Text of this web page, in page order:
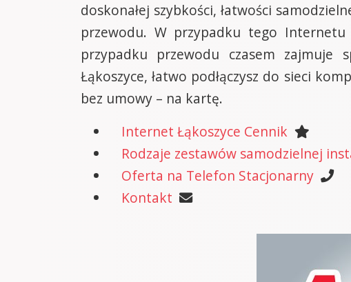
doskonałej szybkości, łatwości
przewodu. W przypadku tego
przypadku przewodu czasem zajmuje
Łąkoszyce, łatwo podłączysz do sieci
bez umowy – na kartę.
Internet Łąkoszyce Cennik
Rodzaje zestawów samodzielnej
Oferta na Telefon Stacjonarny
Kontakt